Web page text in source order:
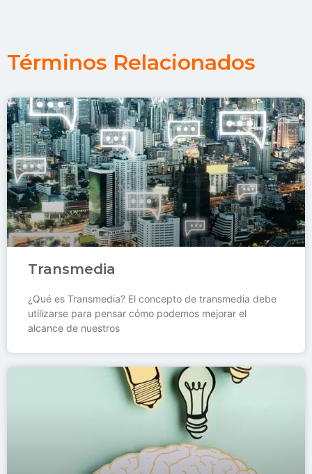
Términos Relacionados
Transmedia
¿Qué es Transmedia? El concepto de transmedia debe
utilizarse para pensar cómo podemos mejorar el
alcance de nuestros